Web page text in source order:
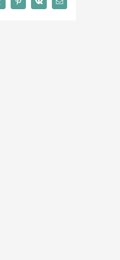
Pinterest
Vk
E-
Mail